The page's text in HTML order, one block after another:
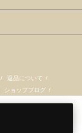
/ 返品について /
ショップブログ /